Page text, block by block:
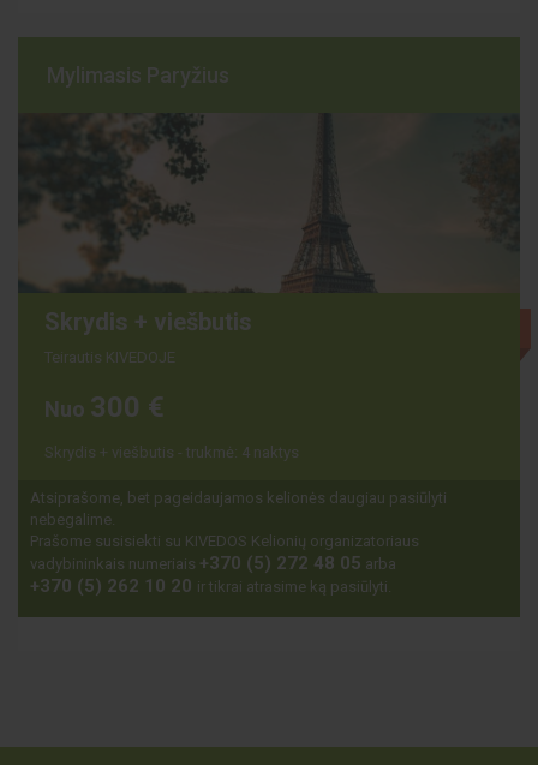
Skrydis + viešbutis
Teirautis KIVEDOJE
Nuo 300 €
Skrydis + viešbutis - trukmė: 4 naktys
Atsiprašome, bet pageidaujamos kelionės daugiau pasiūlyti
nebegalime.
Prašome susisiekti su KIVEDOS Kelionių organizatoriaus
vadybininkais numeriais +370 (5) 272 48 05 arba
+370 (5) 262 10 20 ir tikrai atrasime ką pasiūlyti.
Mylimasis Paryžius